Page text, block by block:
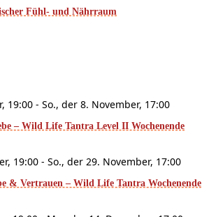
Fühl- und Nährraum
19:00 - So., der 8. November, 17:00
– Wild Life Tantra Level II Wochenende
19:00 - So., der 29. November, 17:00
& Vertrauen – Wild Life Tantra